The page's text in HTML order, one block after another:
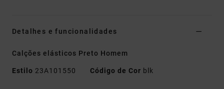
Detalhes e funcionalidades
Calções elásticos Preto Homem
Estilo 23A101550 Código de Cor blk